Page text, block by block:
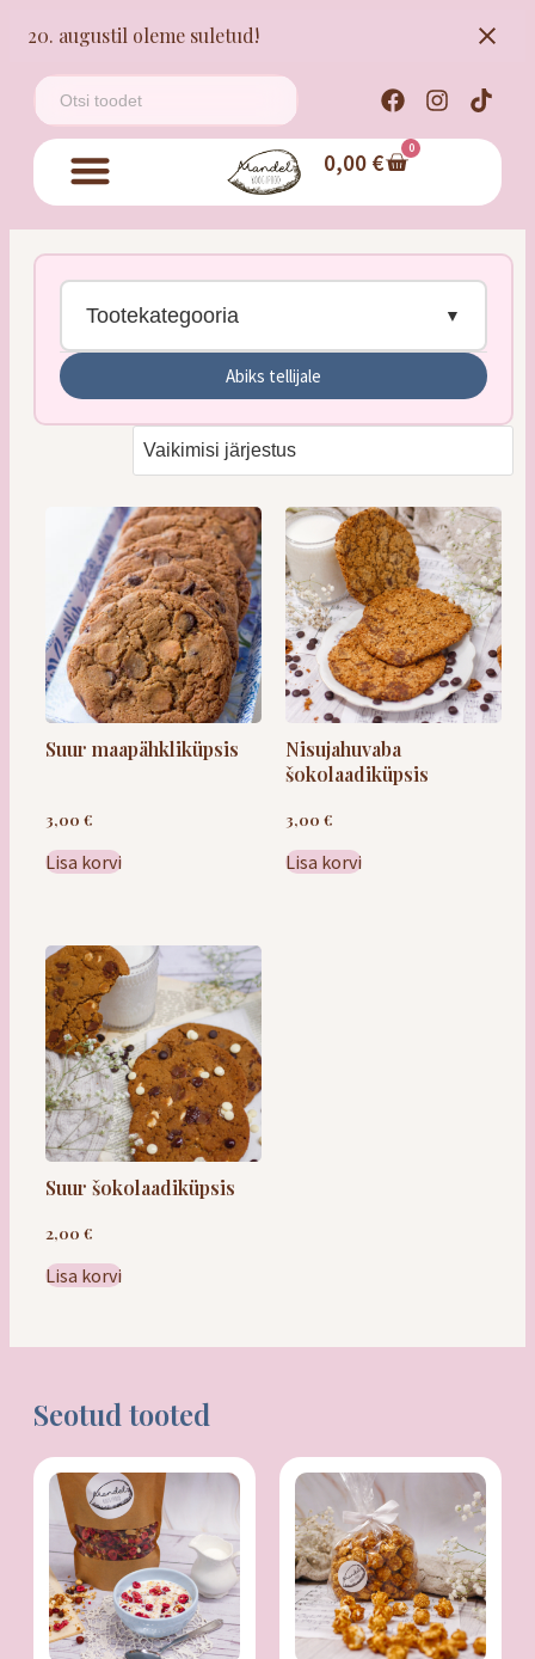
20. augustil oleme suletud!
0,00 € 0
Tootekategooria
Tordid
Kringlid
Saiakesed
Leivad / saiad
Maiustused
Kingitused
Abiks tellijale
Suur maapähkliküpsis
3,00 €
Lisa korvi
Nisujahuvaba
šokolaadiküpsis
3,00 €
Lisa korvi
Suur šokolaadiküpsis
2,00 €
Lisa korvi
Seotud tooted